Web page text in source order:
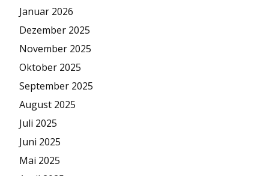
Januar 2026
Dezember 2025
November 2025
Oktober 2025
September 2025
August 2025
Juli 2025
Juni 2025
Mai 2025